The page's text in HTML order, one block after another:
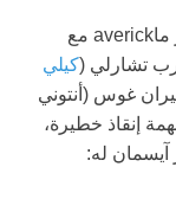
يتناول فيلم توب غن منافسة الطيار المتهور ماaverick مع
كيلي
غوس (أنتوني
إنقاذ خطيرة،
آيسمان له: